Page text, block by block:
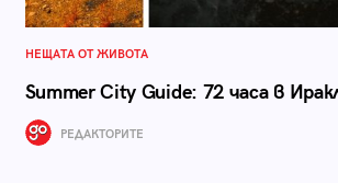
НЕЩАТА ОТ ЖИВОТА
Summer City Guide: 72 часа в
РЕДАКТОРИТЕ